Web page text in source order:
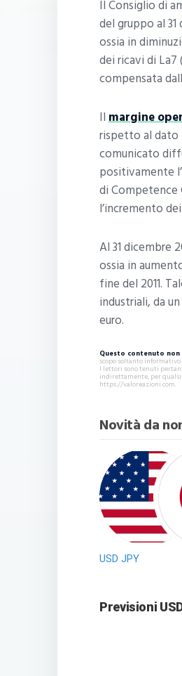
Il Consiglio di
del gruppo al
ossia in
dei ricavi di
compensata
Ilmargine
rispetto al dato
comunicato
positivamente
di Competence
l’incremento
Al 31 dicembre
ossia in
fine del 2011.
industriali, da
euro.
Questo contenuto
scopo soltanto
I lettori sono tenuti
indirettamente, per
https://valoreazioni.com.
Novità da
USD JPY
Previsioni